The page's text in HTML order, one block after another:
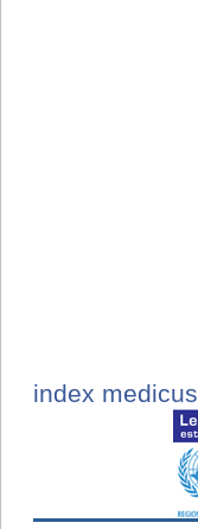
index medicus